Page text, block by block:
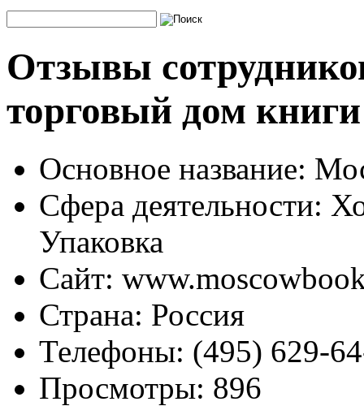
Отзывы
торговый дом книги
Основное название:
Сфера деятельности:
Упаковка
Сайт:
Страна: Россия
Телефоны: (495) 629-
Просмотры: 896